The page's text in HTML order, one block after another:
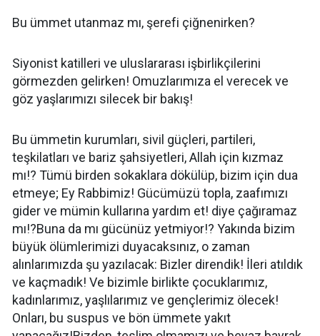
Bu ümmet utanmaz mı, şerefi çiğnenirken?
Siyonist katilleri ve uluslararası işbirlikçilerini
görmezden gelirken! Omuzlarımıza el verecek ve
göz yaşlarımızı silecek bir bakış!
Bu ümmetin kurumları, sivil güçleri, partileri,
teşkilatları ve bariz şahsiyetleri, Allah için kızmaz
mı!? Tümü birden sokaklara dökülüp, bizim için dua
etmeye; Ey Rabbimiz! Gücümüzü topla, zaafımızı
gider ve mümin kullarına yardım et! diye çağıramaz
mı!?Buna da mı gücünüz yetmiyor!? Yakında bizim
büyük ölümlerimizi duyacaksınız, o zaman
alınlarımızda şu yazılacak: Bizler direndik! İleri atıldık
ve kaçmadık! Ve bizimle birlikte çocuklarımız,
kadınlarımız, yaşlılarımız ve gençlerimiz ölecek!
Onları, bu suspus ve bön ümmete yakıt